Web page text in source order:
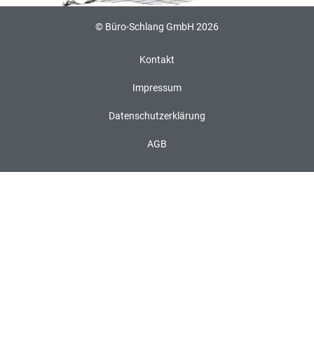
© Büro-Schlang GmbH 2026
Kontakt
Impressum
Datenschutzerklärung
AGB